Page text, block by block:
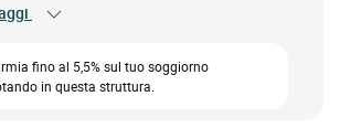
fino al 5,5% sul tuo soggiorno
in questa struttura.